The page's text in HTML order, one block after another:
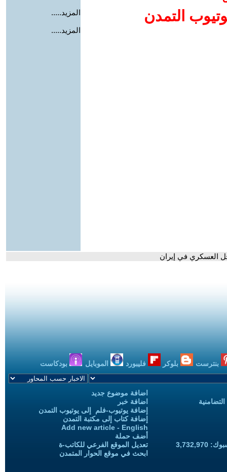
التمدن
المزيد.....
المزيد.....
العسكري في إيران
بنترست بلوكر فليبورد الموبايل بودكاست
اضافة موضوع جديد
اضافة خبر
إضافة يوتيوب-فلم إلى يوتيوب التمدن
إضافة كتاب إلى مكتبة التمدن
Add new article - English
أضف حملة
تعديل الموقع الفرعي للكاتب-ة
ابحث في موقع الحوار المتمدن